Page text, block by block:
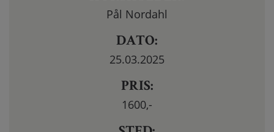
Pål Nordahl
DATO:
25.03.2025
PRIS:
1600,-